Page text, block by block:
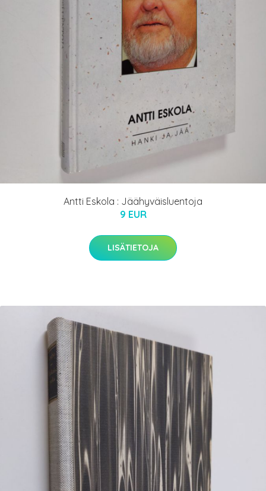
Antti Eskola : Jäähyväisluentoja
9 EUR
LISÄTIETOJA